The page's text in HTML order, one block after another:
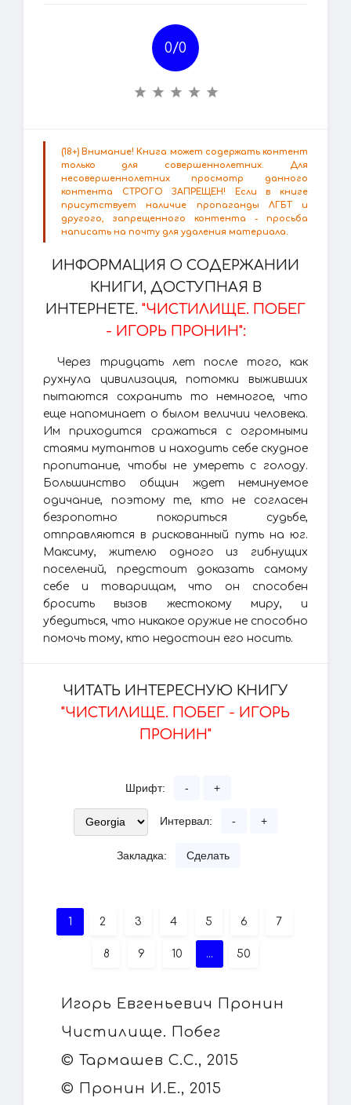
0/0
(18+) Внимание! Книга может содержать контент
только для совершеннолетних. Для
несовершеннолетних просмотр данного
контента СТРОГО ЗАПРЕЩЕН! Если в книге
присутствует наличие пропаганды ЛГБТ и
другого, запрещенного контента - просьба
написать на почту для удаления материала.
ИНФОРМАЦИЯ О СОДЕРЖАНИИ
КНИГИ, ДОСТУПНАЯ В
ИНТЕРНЕТЕ. "ЧИСТИЛИЩЕ. ПОБЕГ
- ИГОРЬ ПРОНИН":
Через тридцать лет после того, как
рухнула цивилизация, потомки выживших
пытаются сохранить то немногое, что
еще напоминает о былом величии человека.
Им приходится сражаться с огромными
стаями мутантов и находить себе скудное
пропитание, чтобы не умереть с голоду.
Большинство общин ждет неминуемое
одичание, поэтому те, кто не согласен
безропотно покориться судьбе,
отправляются в рискованный путь на юг.
Максиму, жителю одного из гибнущих
поселений, предстоит доказать самому
себе и товарищам, что он способен
бросить вызов жестокому миру, и
убедиться, что никакое оружие не способно
помочь тому, кто недостоин его носить.
ЧИТАТЬ ИНТЕРЕСНУЮ КНИГУ
"ЧИСТИЛИЩЕ. ПОБЕГ - ИГОРЬ
ПРОНИН"
Шрифт: - +
Интервал: - +
Закладка: Сделать
1 2 3 4 5 6 7
8 9 10 ... 50
Игорь Евгеньевич Пронин
Чистилище. Побег
© Тармашев С.С., 2015
© Пронин И.Е., 2015